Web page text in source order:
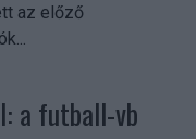
az előző
a futball-vb